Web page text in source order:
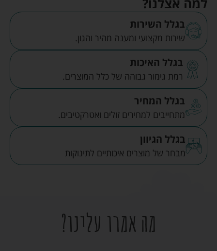
בגלל השירות
שירות מקצועי ומענה מהיר והגון.
בגלל האיכות
רמת גימור גבוהה של כלל המוצרים.
בגלל המחיר
מתחייבים למחירים זולים ואטרקטיבים.
בגלל הגיוון
מבחר של מוצרים איכותיים לתינוקות
מה אמרו עלינו?